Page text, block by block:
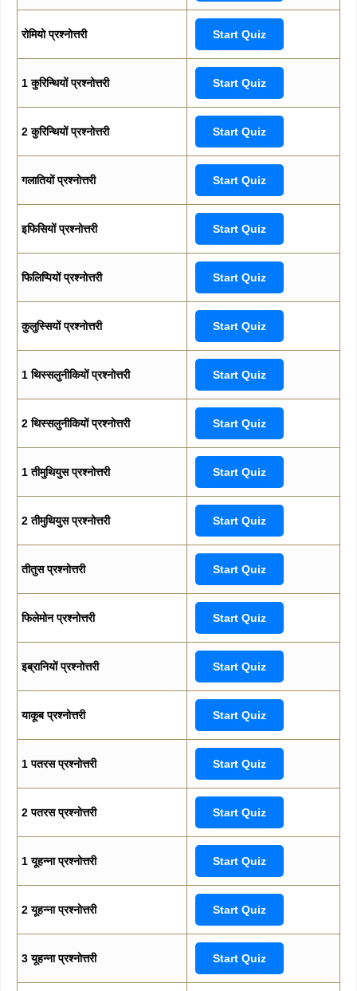
रोमियो प्रश्नोत्तरी Start Quiz
1 कुरिन्थियों प्रश्नोत्तरी Start Quiz
2 कुरिन्थियों प्रश्नोत्तरी Start Quiz
गलातियों प्रश्नोत्तरी Start Quiz
इफिसियों प्रश्नोत्तरी Start Quiz
फिलिप्पियों प्रश्नोत्तरी Start Quiz
कुलुस्सियों प्रश्नोत्तरी Start Quiz
1 थिस्सलुनीकियों प्रश्नोत्तरी Start Quiz
2 थिस्सलुनीकियों प्रश्नोत्तरी Start Quiz
1 तीमुथियुस प्रश्नोत्तरी Start Quiz
2 तीमुथियुस प्रश्नोत्तरी Start Quiz
तीतुस प्रश्नोत्तरी Start Quiz
फिलेमोन प्रश्नोत्तरी Start Quiz
इब्रानियों प्रश्नोत्तरी Start Quiz
याकूब प्रश्नोत्तरी Start Quiz
1 पतरस प्रश्नोत्तरी Start Quiz
2 पतरस प्रश्नोत्तरी Start Quiz
1 यूहन्ना प्रश्नोत्तरी Start Quiz
2 यूहन्ना प्रश्नोत्तरी Start Quiz
3 यूहन्ना प्रश्नोत्तरी Start Quiz